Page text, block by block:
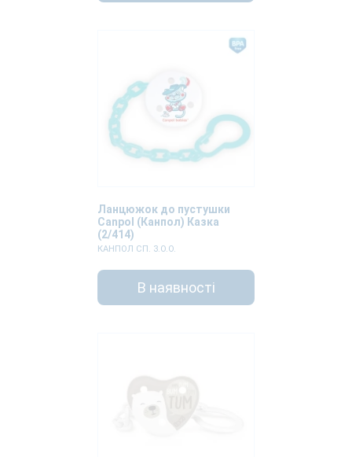
Ланцюжок до пустушки
Canpol (Канпол) Казка
(2/414)
КАНПОЛ СП. З.О.О.
В наявності